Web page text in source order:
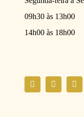
09h30 às 13h00
14h00 às 18h00